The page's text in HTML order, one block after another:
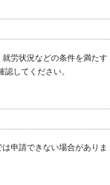
労状況などの条件を満たす
してください。
申請できない場合がありま